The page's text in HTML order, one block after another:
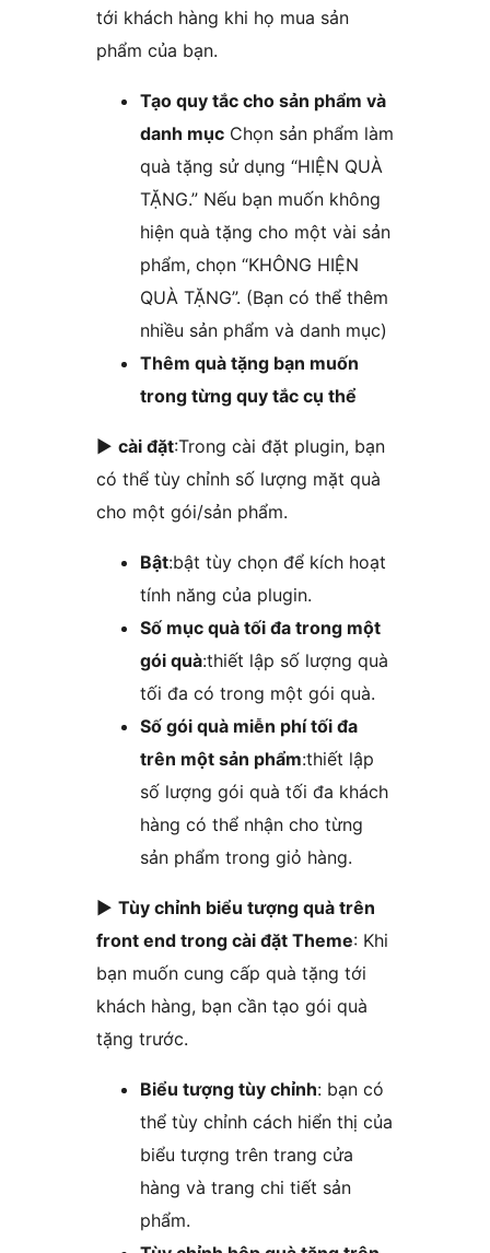
tới khách hàng khi họ mua sản
phẩm của bạn.
Tạo quy tắc cho sản phẩm và
danh mục Chọn sản phẩm làm
quà tặng sử dụng “HIỆN QUÀ
TẶNG.” Nếu bạn muốn không
hiện quà tặng cho một vài sản
phẩm, chọn “KHÔNG HIỆN
QUÀ TẶNG”. (Bạn có thể thêm
nhiều sản phẩm và danh mục)
Thêm quà tặng bạn muốn
trong từng quy tắc cụ thể
► cài đặt:Trong cài đặt plugin, bạn
có thể tùy chỉnh số lượng mặt quà
cho một gói/sản phẩm.
Bật:bật tùy chọn để kích hoạt
tính năng của plugin.
Số mục quà tối đa trong một
gói quà:thiết lập số lượng quà
tối đa có trong một gói quà.
Số gói quà miễn phí tối đa
trên một sản phẩm:thiết lập
số lượng gói quà tối đa khách
hàng có thể nhận cho từng
sản phẩm trong giỏ hàng.
► Tùy chỉnh biểu tượng quà trên
front end trong cài đặt Theme: Khi
bạn muốn cung cấp quà tặng tới
khách hàng, bạn cần tạo gói quà
tặng trước.
Biểu tượng tùy chỉnh: bạn có
thể tùy chỉnh cách hiển thị của
biểu tượng trên trang cửa
hàng và trang chi tiết sản
phẩm.